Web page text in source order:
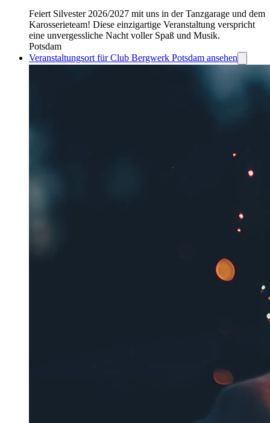
Feiert Silvester 2026/2027 mit uns in der Tanzgarage und dem
Karosserieteam! Diese einzigartige Veranstaltung verspricht
eine unvergessliche Nacht voller Spaß und Musik.
Potsdam
Veranstaltungsort für Club Bergwerk Potsdam ansehen